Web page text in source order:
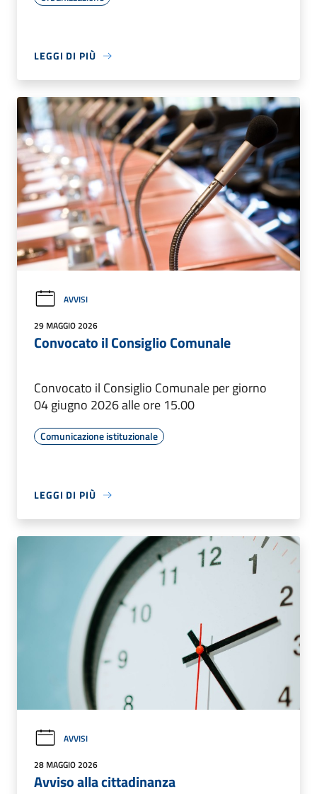
LEGGI DI PIÙ
AVVISI
29 MAGGIO 2026
Convocato il Consiglio Comunale
Convocato il Consiglio Comunale per giorno
04 giugno 2026 alle ore 15.00
Comunicazione istituzionale
LEGGI DI PIÙ
AVVISI
28 MAGGIO 2026
Avviso alla cittadinanza